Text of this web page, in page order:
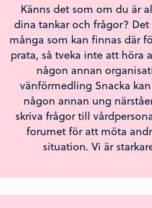
Känns det som om du är
dina tankar och frågor?
många som kan finnas där
prata, så tveka inte att höra
någon annan
vänförmedling Snacka
någon annan ung
skriva frågor till
forumet för att möta
situation. Vi är